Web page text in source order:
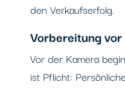
den Verkaufserfolg.
Vorbereitung
Vor der Kamera
ist Pflicht: